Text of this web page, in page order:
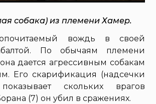
собака) из племени Хамер.
вождь в своей
По обычаям племени
дается агрессивным собакам
Его скарификация (надсечки
скольких врагов
(7) он убил в сражениях.